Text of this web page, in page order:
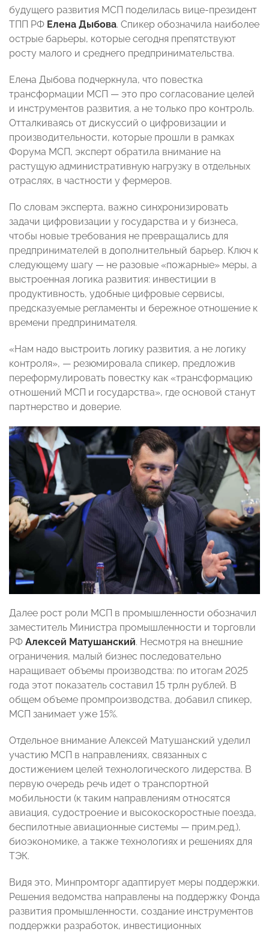
будущего развития МСП поделилась вице-президент
ТПП РФ Елена Дыбова. Спикер обозначила наиболее
острые барьеры, которые сегодня препятствуют
росту малого и среднего предпринимательства.
Елена Дыбова подчеркнула, что повестка
трансформации МСП — это про согласование целей
и инструментов развития, а не только про контроль.
Отталкиваясь от дискуссий о цифровизации и
производительности, которые прошли в рамках
Форума МСП, эксперт обратила внимание на
растущую административную нагрузку в отдельных
отраслях, в частности у фермеров.
По словам эксперта, важно синхронизировать
задачи цифровизации у государства и у бизнеса,
чтобы новые требования не превращались для
предпринимателей в дополнительный барьер. Ключ к
следующему шагу — не разовые «пожарные» меры, а
выстроенная логика развития: инвестиции в
продуктивность, удобные цифровые сервисы,
предсказуемые регламенты и бережное отношение к
времени предпринимателя.
«Нам надо выстроить логику развития, а не логику
контроля», — резюмировала спикер, предложив
переформулировать повестку как «трансформацию
отношений МСП и государства», где основой станут
партнерство и доверие.
Далее рост роли МСП в промышленности обозначил
заместитель Министра промышленности и торговли
РФ Алексей Матушанский. Несмотря на внешние
ограничения, малый бизнес последовательно
наращивает объемы производства: по итогам 2025
года этот показатель составил 15 трлн рублей. В
общем объеме промпроизводства, добавил спикер,
МСП занимает уже 15%.
Отдельное внимание Алексей Матушанский уделил
участию МСП в направлениях, связанных с
достижением целей технологического лидерства. В
первую очередь речь идет о транспортной
мобильности (к таким направлениям относятся
авиация, судостроение и высокоскоростные поезда,
беспилотные авиационные системы — прим.ред.),
биоэкономике, а также технологиях и решениях для
ТЭК.
Видя это, Минпромторг адаптирует меры поддержки.
Решения ведомства направлены на поддержку Фонда
развития промышленности, создание инструментов
поддержки разработок, инвестиционных